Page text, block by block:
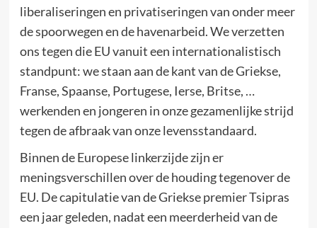
liberaliseringen en privatiseringen van onder meer
de spoorwegen en de havenarbeid. We verzetten
ons tegen die EU vanuit een internationalistisch
standpunt: we staan aan de kant van de Griekse,
Franse, Spaanse, Portugese, Ierse, Britse, …
werkenden en jongeren in onze gezamenlijke strijd
tegen de afbraak van onze levensstandaard.
Binnen de Europese linkerzijde zijn er
meningsverschillen over de houding tegenover de
EU. De capitulatie van de Griekse premier Tsipras
een jaar geleden, nadat een meerderheid van de